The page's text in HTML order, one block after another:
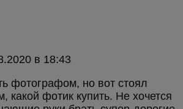
в
фотографом, но вот стоял
какой фотик купить. Не хочется